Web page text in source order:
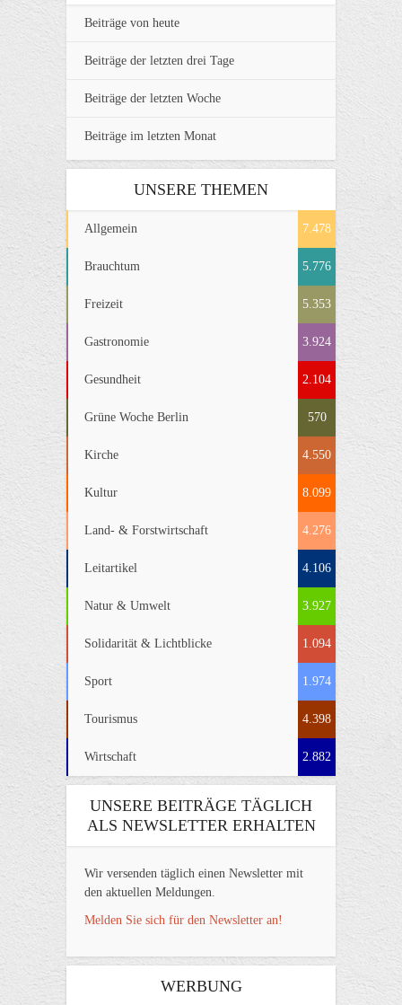
Beiträge von heute
Beiträge der letzten drei Tage
Beiträge der letzten Woche
Beiträge im letzten Monat
UNSERE THEMEN
Allgemein 7.478
Brauchtum 5.776
Freizeit 5.353
Gastronomie 3.924
Gesundheit 2.104
Grüne Woche Berlin 570
Kirche 4.550
Kultur 8.099
Land- & Forstwirtschaft 4.276
Leitartikel 4.106
Natur & Umwelt 3.927
Solidarität & Lichtblicke 1.094
Sport 1.974
Tourismus 4.398
Wirtschaft 2.882
UNSERE BEITRÄGE TÄGLICH
ALS NEWSLETTER ERHALTEN
Wir versenden täglich einen Newsletter mit
den aktuellen Meldungen.
Melden Sie sich für den Newsletter an!
WERBUNG